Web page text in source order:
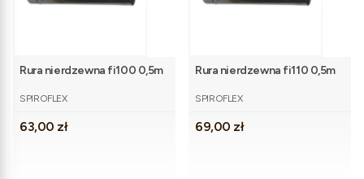
Rura nierdzewna fi100 0,5m
PRODUCENT
SPIROFLEX
Cena
63,00 zł
Rura nierdzewna fi110 0,5m
PRODUCENT
SPIROFLEX
Cena
69,00 zł